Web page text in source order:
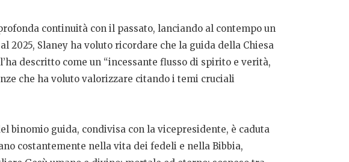
continuità con il passato, lanciando al contempo un
2025, Slaney ha voluto ricordare che la guida della Chiesa
descritto come un “incessante flusso di spirito e verità,
che ha voluto valorizzare citando i temi cruciali
binomio guida, condivisa con la vicepresidente, è caduta
costantemente nella vita dei fedeli e nella Bibbia,